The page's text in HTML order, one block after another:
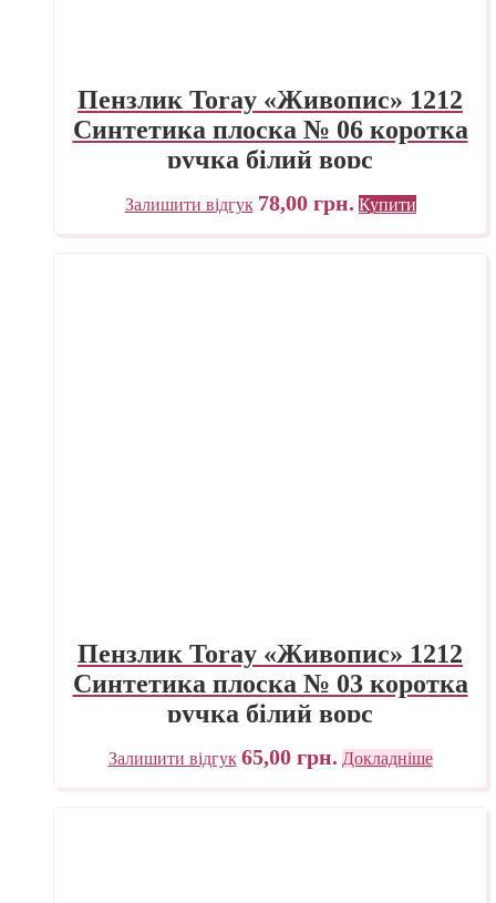
Пензлик Toray «Живопис» 1212
Синтетика плоска № 06 коротка
ручка білий ворс
Залишити відгук 78,00 грн. Купити
Пензлик Toray «Живопис» 1212
Синтетика плоска № 03 коротка
ручка білий ворс
Залишити відгук 65,00 грн. Докладніше